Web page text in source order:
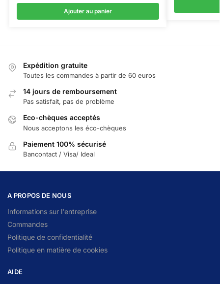
Ajouter au panier
Expédition gratuite
Toutes les commandes à partir de 60 euros
14 jours de remboursement
Pas satisfait, pas de problème
Eco-chèques acceptés
Nous acceptons les éco-chèques
Paiement 100% sécurisé
Bancontact / Visa/ Ideal
A PROPOS DE NOUS
Informations sur l'entreprise
Commandes
Politique de confidentialité
Politique en matière de cookies
AIDE